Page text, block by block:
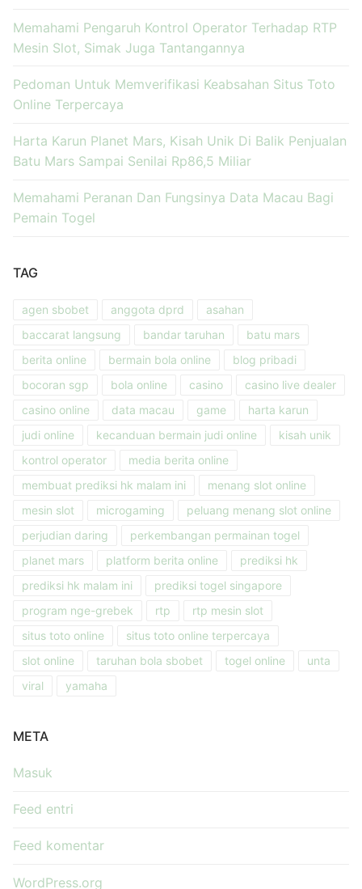
Memahami Pengaruh Kontrol Operator Terhadap RTP
Mesin Slot, Simak Juga Tantangannya
Pedoman Untuk Memverifikasi Keabsahan Situs Toto
Online Terpercaya
Harta Karun Planet Mars, Kisah Unik Di Balik Penjualan
Batu Mars Sampai Senilai Rp86,5 Miliar
Memahami Peranan Dan Fungsinya Data Macau Bagi
Pemain Togel
TAG
agen sbobet anggota dprd
asahan
baccarat langsung
bandar taruhan
batu mars
berita online
bermain bola online
blog pribadi
bocoran sgp
bola online casino
casino live dealer
casino online
data macau game
harta karun
judi online
kecanduan bermain judi online
kisah unik
kontrol operator
media berita online
membuat prediksi hk malam ini
menang slot online
mesin slot
microgaming
peluang menang slot online
perjudian daring
perkembangan permainan togel
planet mars
platform berita online
prediksi hk
prediksi hk malam ini
prediksi togel singapore
program nge-grebek
rtp
rtp mesin slot
situs toto online
situs toto online terpercaya
slot online
taruhan bola sbobet togel online
unta
viral
yamaha
META
Masuk
Feed entri
Feed komentar
WordPress.org